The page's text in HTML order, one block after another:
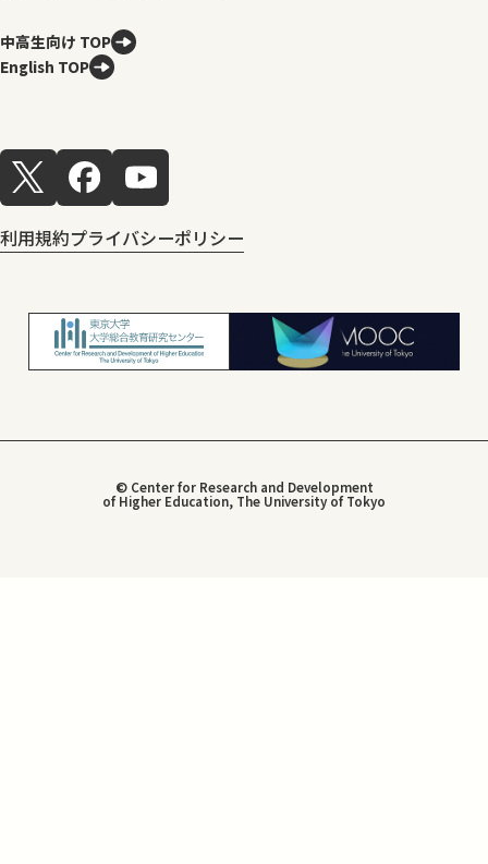
中高生向け TOP
English TOP
利用規約プライバシーポリシー
© Center for Research and Development
of Higher Education, The University of Tokyo